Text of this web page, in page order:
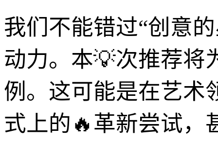
我们不能错过“创意
动力。本💡次推荐将
例。这可能是在艺术
式上的🔥革新尝试，